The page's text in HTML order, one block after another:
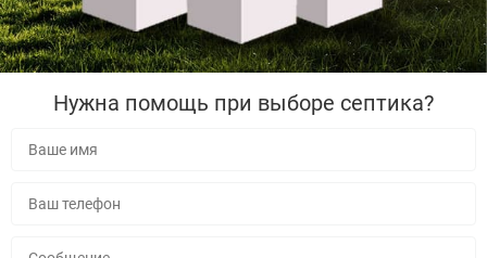
Нужна помощь при выборе септика?